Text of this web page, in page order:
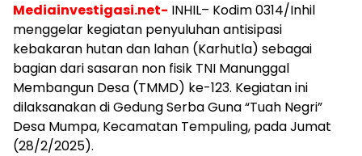
Mediainvestigasi.net- INHIL– Kodim 0314/Inhil
menggelar kegiatan penyuluhan antisipasi
kebakaran hutan dan lahan (Karhutla) sebagai
bagian dari sasaran non fisik TNI Manunggal
Membangun Desa (TMMD) ke-123. Kegiatan ini
dilaksanakan di Gedung Serba Guna “Tuah Negri”
Desa Mumpa, Kecamatan Tempuling, pada Jumat
(28/2/2025).